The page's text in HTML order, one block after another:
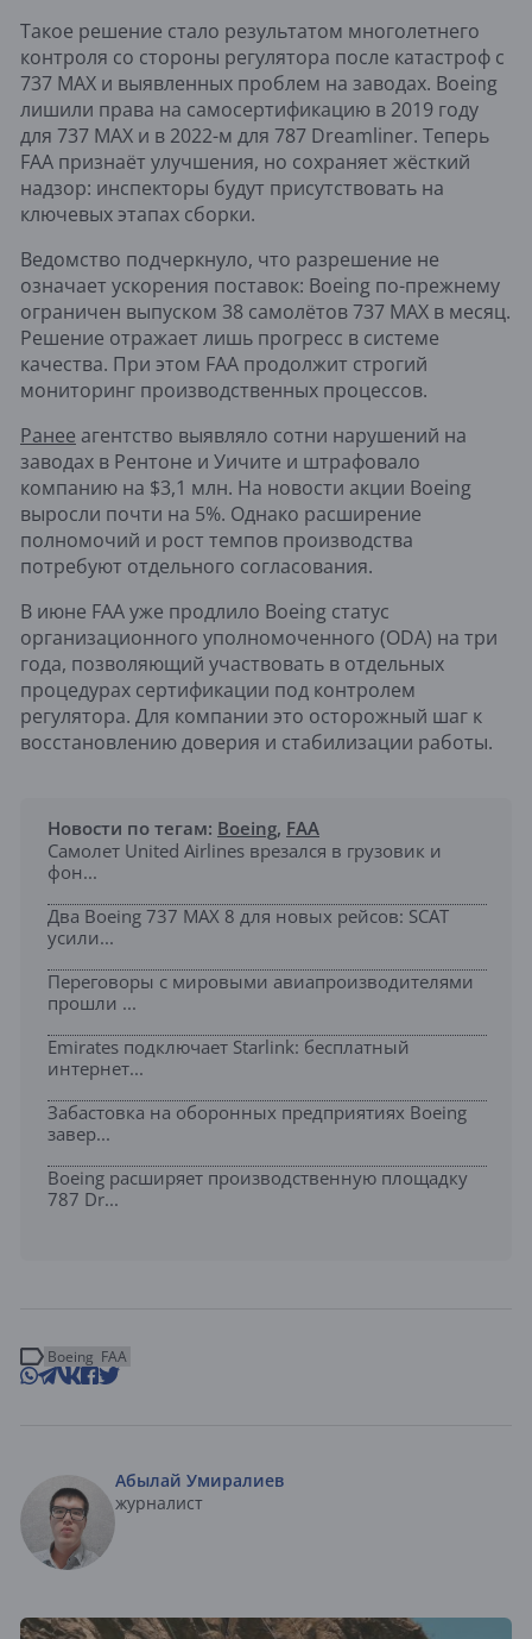
Такое решение стало результатом многолетнего
контроля со стороны регулятора после катастроф с
737 MAX и выявленных проблем на заводах. Boeing
лишили права на самосертификацию в 2019 году
для 737 MAX и в 2022-м для 787 Dreamliner. Теперь
FAA признаёт улучшения, но сохраняет жёсткий
надзор: инспекторы будут присутствовать на
ключевых этапах сборки.
Ведомство подчеркнуло, что разрешение не
означает ускорения поставок: Boeing по-прежнему
ограничен выпуском 38 самолётов 737 MAX в месяц.
Решение отражает лишь прогресс в системе
качества. При этом FAA продолжит строгий
мониторинг производственных процессов.
Ранее агентство выявляло сотни нарушений на
заводах в Рентоне и Уичите и штрафовало
компанию на $3,1 млн. На новости акции Boeing
выросли почти на 5%. Однако расширение
полномочий и рост темпов производства
потребуют отдельного согласования.
В июне FAA уже продлило Boeing статус
организационного уполномоченного (ODA) на три
года, позволяющий участвовать в отдельных
процедурах сертификации под контролем
регулятора. Для компании это осторожный шаг к
восстановлению доверия и стабилизации работы.
Новости по тегам: Boeing, FAA
Самолет United Airlines врезался в грузовик и
фон...
Два Boeing 737 MAX 8 для новых рейсов: SCAT
усили...
Переговоры с мировыми авиапроизводителями
прошли ...
Emirates подключает Starlink: бесплатный
интернет...
Забастовка на оборонных предприятиях Boeing
завер...
Boeing расширяет производственную площадку
787 Dr...
Boeing FAA
Абылай Умиралиев
журналист